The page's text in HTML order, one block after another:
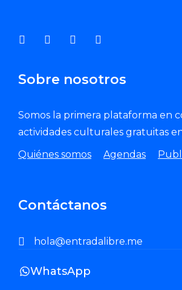
Sobre nosotros
Somos la primera plataforma en
actividades culturales gratuitas
Quiénes somos
Agendas
Contáctanos
hola@entradalibre.me
WhatsApp